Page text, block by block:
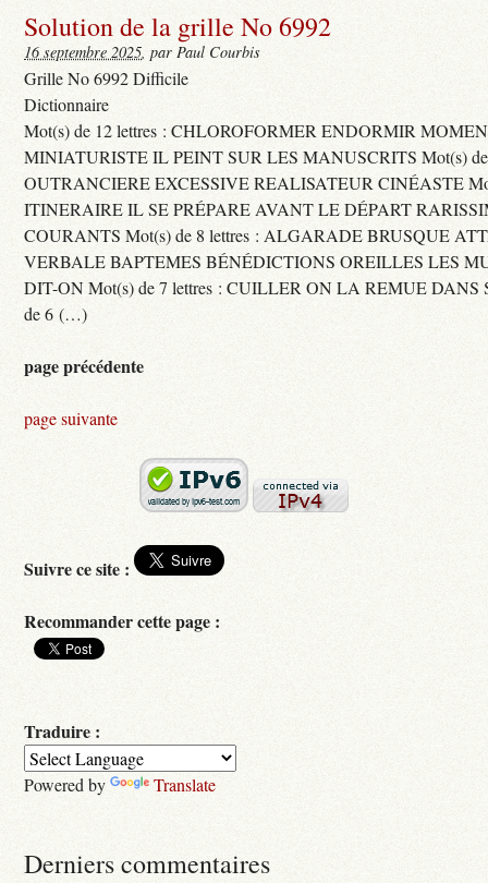
Solution de la grille No 6992
16 septembre 2025, par Paul Courbis
Grille No 6992 Difficile
Dictionnaire
Mot(s) de 12 lettres : CHLOROFORMER ENDORMIR
MINIATURISTE IL PEINT SUR LES MANUSCRITS Mot(s) de
OUTRANCIERE EXCESSIVE REALISATEUR CINÉASTE
ITINERAIRE IL SE PRÉPARE AVANT LE DÉPART
COURANTS Mot(s) de 8 lettres : ALGARADE BRUSQUE
VERBALE BAPTEMES BÉNÉDICTIONS OREILLES LES
DIT-ON Mot(s) de 7 lettres : CUILLER ON LA REMUE DANS
de 6 (…)
page précédente
page suivante
Suivre ce site :
Recommander cette page :
Traduire :
Powered by Translate
Derniers commentaires